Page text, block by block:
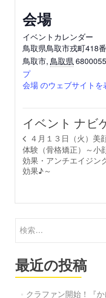
会場
イベントカレンダー
鳥取県鳥取市戎町418
鳥取市, 鳥取県6800055
プ
会場 のウェブサイトを
イベント ナビ
４月１３日（火）美
体験（骨格矯正）～小
効果・アンチエイジン
効果♪～
索:
最近の投稿
クラファン開始！『